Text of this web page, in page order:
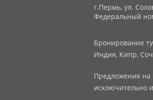
г.Пермь, ул.
Федеральный
Бронирование
Индия, Кипр,
Предложения на
исключительно